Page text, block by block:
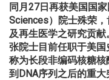
同月 27日再获美国国
Sciences）院士殊荣，
及再生医学之研究贡献
张院士目前任职于美国
称为长段非编码核糖核
到 DNA序列之后的重大